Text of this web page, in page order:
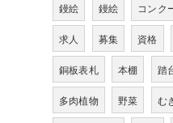
鏝絵 鏝絵 コンク
求人 募集 資格
銅板表札 本棚 踏
多肉植物 野菜 む